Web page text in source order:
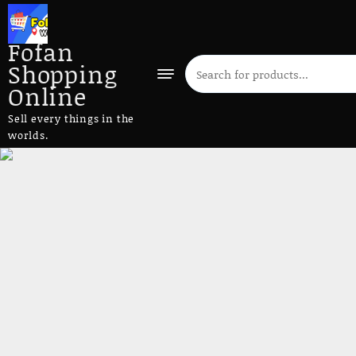
Fofan
Shopping
Online
Sell every things in the
worlds.